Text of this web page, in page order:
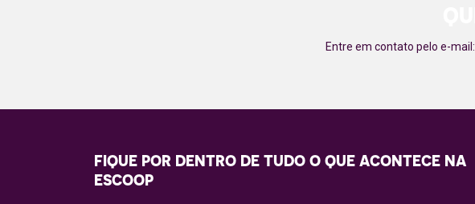
Entre em contato pelo e-mail:
FIQUE POR DENTRO DE TUDO O QUE ACONTECE NA
ESCOOP